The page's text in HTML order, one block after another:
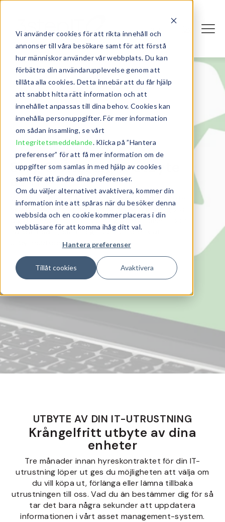
Vi använder cookies för att rikta innehåll och
annonser till våra besökare samt för att förstå
hur människor använder vår webbplats. Du kan
förbättra din användarupplevelse genom att
tillåta alla cookies. Detta innebär att du får hjälp
att snabbt hitta rätt information och att
innehållet anpassas till dina behov. Cookies kan
innehålla personuppgifter. För mer information
om sådan insamling, se vårt
Integritetsmeddelande. Klicka på ”Hantera
preferenser” för att få mer information om de
uppgifter som samlas in med hjälp av cookies
samt för att ändra dina preferenser.
Om du väljer alternativet avaktivera, kommer din
information inte att spåras när du besöker denna
webbsida och en cookie kommer placeras i din
webbläsare för att komma ihåg ditt val.
Hantera preferenser
Tillåt cookies Avaktivera
Steg 3: Återtag & utbyte
av IT
Vi vet att det kan vara stressande när enheter
ska bytas ut och därför hjälper vi dig att göra
dig av med din IT-utrustning på ett säkert och
hållbart sätt, samtidigt som vi förenklar
utbytesprocessen för dig.
UTBYTE AV DIN IT-UTRUSTNING
Krångelfritt utbyte av dina
enheter
Tre månader innan hyreskontraktet för din IT-
utrustning löper ut ges du möjligheten att välja om
du vill köpa ut, förlänga eller lämna tillbaka
utrustningen till oss. Vad du än bestämmer dig för så
tar det bara några sekunder att uppdatera
informationen i vårt asset management-system.